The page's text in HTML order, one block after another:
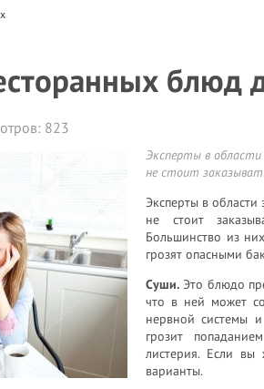
блюд
823
Эксперты в области
не стоит
Эксперты в
не стоит
Большинство из
грозят опасными
Суши. Это блюдо
что в ней может
нервной системы
грозит
листерия. Если
варианты.